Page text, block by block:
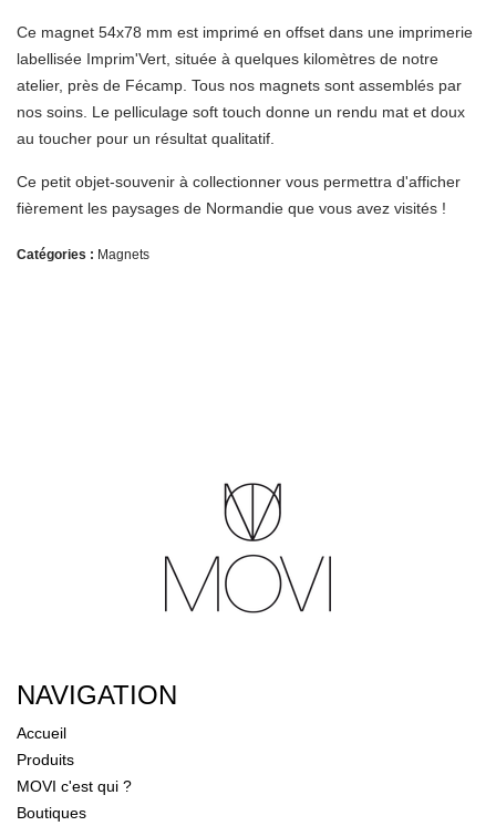
Ce magnet 54x78 mm est imprimé en offset dans une imprimerie
labellisée Imprim'Vert, située à quelques kilomètres de notre
atelier, près de Fécamp. Tous nos magnets sont assemblés par
nos soins. Le pelliculage soft touch donne un rendu mat et doux
au toucher pour un résultat qualitatif.
Ce petit objet-souvenir à collectionner vous permettra d'afficher
fièrement les paysages de Normandie que vous avez visités !
Catégories : Magnets
NAVIGATION
Accueil
Produits
MOVI c'est qui ?
Boutiques